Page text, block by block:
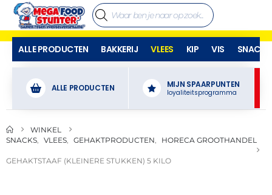
ALLE PRODUCTEN BAKKERIJ VLEES KIP VIS SNACKS
ALLE PRODUCTEN MIJN SPAARPUNTEN
loyaliteitsprogramma
WINKEL
SNACKS
VLEES GEHAKTPRODUCTEN HORECA GROOTHANDEL
GEHAKTSTAAF (KLEINERE STUKKEN) 5 KILO